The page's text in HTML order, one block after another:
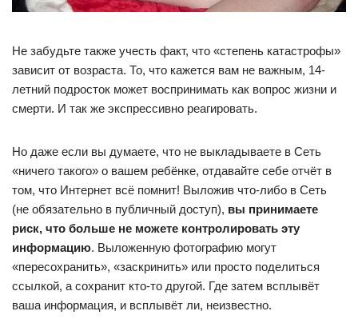
Не забудьте также учесть факт, что «степень катастрофы»
зависит от возраста. То, что кажется вам не важным, 14-
летний подросток может воспринимать как вопрос жизни и
смерти. И так же экспрессивно реагировать.
Но даже если вы думаете, что не выкладываете в Сеть
«ничего такого» о вашем ребёнке, отдавайте себе отчёт в
том, что Интернет всё помнит! Выложив что-либо в Сеть
(не обязательно в публичный доступ), вы принимаете
риск, что больше не можете контролировать эту
информацию. Выложенную фотографию могут
«пересохранить», «заскринить» или просто поделиться
ссылкой, а сохранит кто-то другой. Где затем всплывёт
ваша информация, и всплывёт ли, неизвестно.